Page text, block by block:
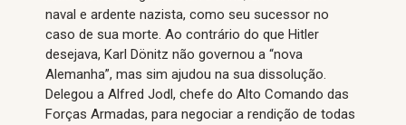
naval e ardente nazista, como seu sucessor no
caso de sua morte. Ao contrário do que Hitler
desejava, Karl Dönitz não governou a “nova
Alemanha”, mas sim ajudou na sua dissolução.
Delegou a Alfred Jodl, chefe do Alto Comando das
Forças Armadas, para negociar a rendição de todas